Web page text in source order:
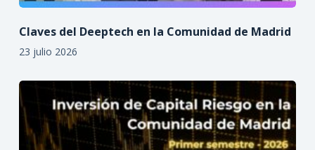
Claves del Deeptech en la Comunidad de Madrid
23 julio 2026